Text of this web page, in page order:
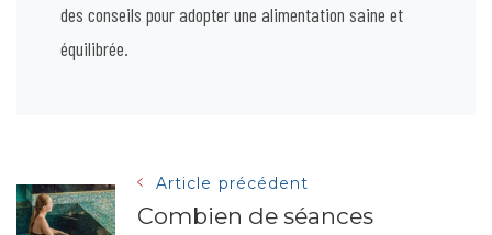
des conseils pour adopter une alimentation saine et
équilibrée.
Navigation
Article précédent
Combien de séances